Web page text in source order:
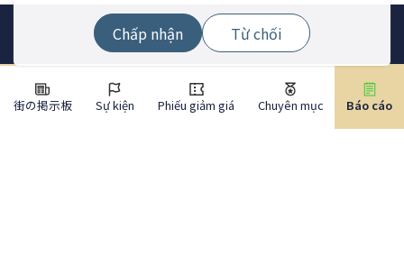
街の掲示板 Sự kiện Phiếu giảm giá Chuyên mục Báo cáo
Chấp nhận Từ chối